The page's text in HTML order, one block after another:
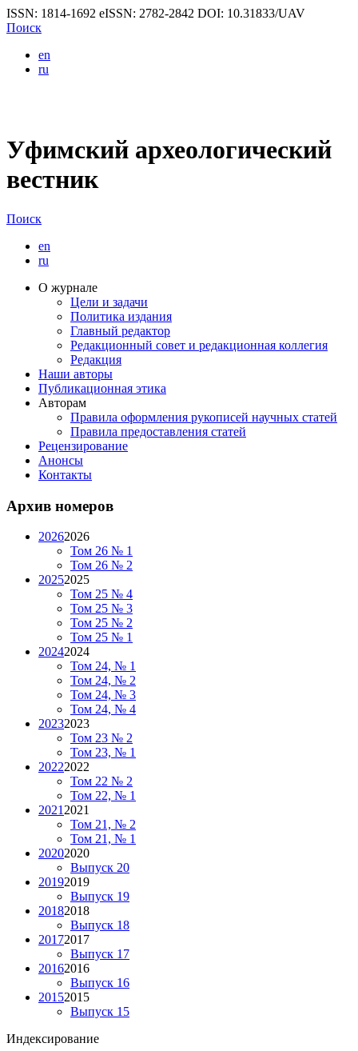
ISSN: 1814-1692 eISSN: 2782-2842 DOI: 10.31833/UAV
Поиск
en
ru
Уфимский археологический
вестник
Поиск
en
ru
О журнале
Цели и задачи
Политика издания
Главный редактор
Редакционный совет и редакционная коллегия
Редакция
Наши авторы
Публикационная этика
Авторам
Правила оформления рукописей научных статей
Правила предоставления статей
Рецензирование
Анонсы
Контакты
Архив номеров
20262026
Том 26 № 1
Том 26 № 2
20252025
Том 25 № 4
Том 25 № 3
Том 25 № 2
Том 25 № 1
20242024
Том 24, № 1
Том 24, № 2
Том 24, № 3
Том 24, № 4
20232023
Том 23 № 2
Том 23, № 1
20222022
Том 22 № 2
Том 22, № 1
2021 2021
Том 21, № 2
Том 21, № 1
20202020
Выпуск 20
20192019
Выпуск 19
20182018
Выпуск 18
20172017
Выпуск 17
20162016
Выпуск 16
20152015
Выпуск 15
Индексирование